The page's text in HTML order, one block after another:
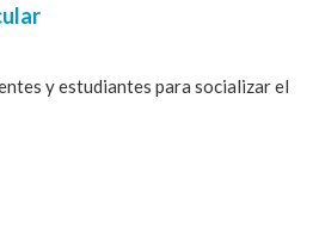
y estudiantes para socializar el